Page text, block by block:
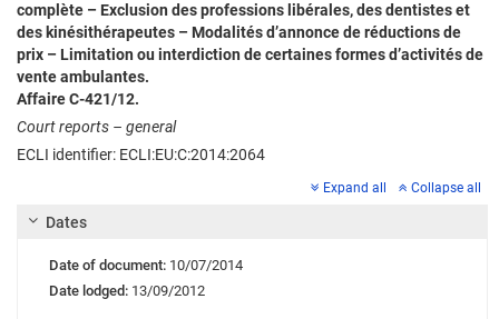
complète – Exclusion des professions libérales, des dentistes et
des kinésithérapeutes – Modalités d’annonce de réductions de
prix – Limitation ou interdiction de certaines formes d’activités de
vente ambulantes.
Affaire C-421/12.
Court reports – general
ECLI identifier: ECLI:EU:C:2014:2064
Expand all Collapse all
Dates
Date of document: 10/07/2014
Date lodged: 13/09/2012